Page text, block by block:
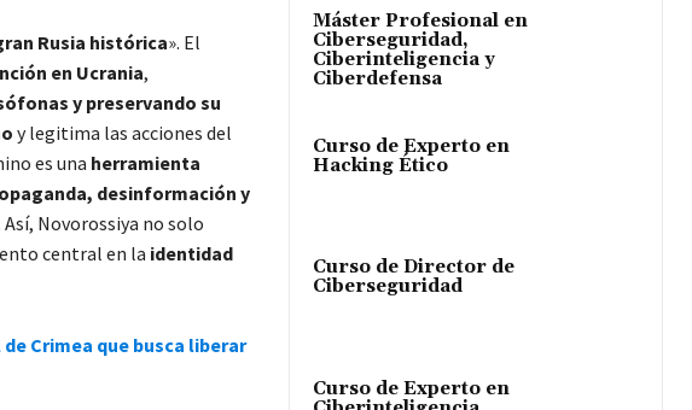
Rusia histórica». El
en Ucrania,
y preservando su
y legitima las acciones del
es una herramienta
desinformación y
Novorossiya no solo
central en la identidad
Crimea que busca liberar
Máster Profesional en
Ciberseguridad,
Ciberinteligencia y
Ciberdefensa
Curso de Experto en
Hacking Ético
Curso de Director de
Ciberseguridad
Curso de Experto en